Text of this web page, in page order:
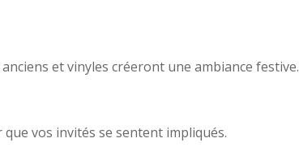
et vinyles créeront une ambiance festive.
vos invités se sentent impliqués.